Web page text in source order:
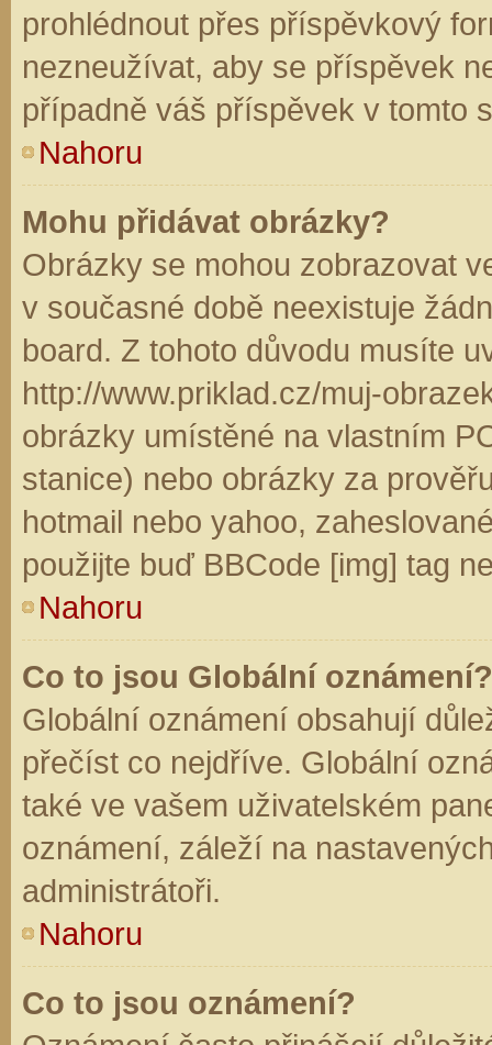
prohlédnout přes příspěvkový
nezneužívat, aby se příspěvek
případně váš příspěvek v tomto
Nahoru
Mohu přidávat obrázky?
Obrázky se mohou zobrazovat
v současné době neexistuje
board. Z tohoto důvodu musíte
http://www.priklad.cz/muj-
obrázky umístěné na vlastním
stanice) nebo obrázky za
hotmail nebo yahoo,
použijte buď BBCode [img] tag
Nahoru
Co to jsou Globální oznámení?
Globální oznámení obsahují
přečíst co nejdříve. Globální
také ve vašem uživatelském
oznámení, záleží na
administrátoři.
Nahoru
Co to jsou oznámení?